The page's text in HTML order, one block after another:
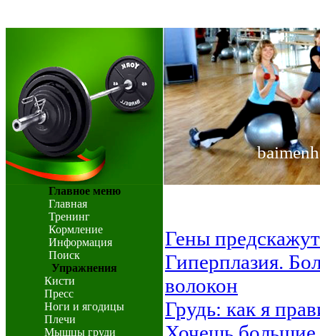
Главное меню
Главная
Тренинг
Кормление
Информация
Поиск
Упражнения
Кисти
Пресс
Ноги и ягодицы
Плечи
Мышцы груди
Гены
Гиперплазия.
волокон
Грудь: как я